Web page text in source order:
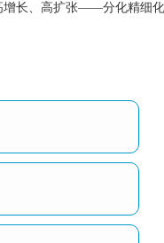
增长、高扩张——分化精